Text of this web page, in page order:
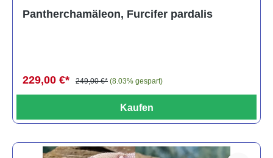
Pantherchamäleon, Furcifer pardalis
229,00 €* 249,00 €* (8.03% gespart)
Kaufen